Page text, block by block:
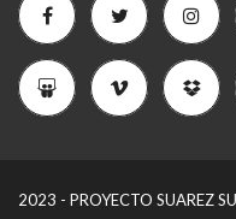
2023 - PROYECTO SUAREZ